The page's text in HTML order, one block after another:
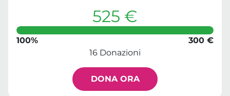
525 €
100%
300 €
16 Donazioni
DONA ORA